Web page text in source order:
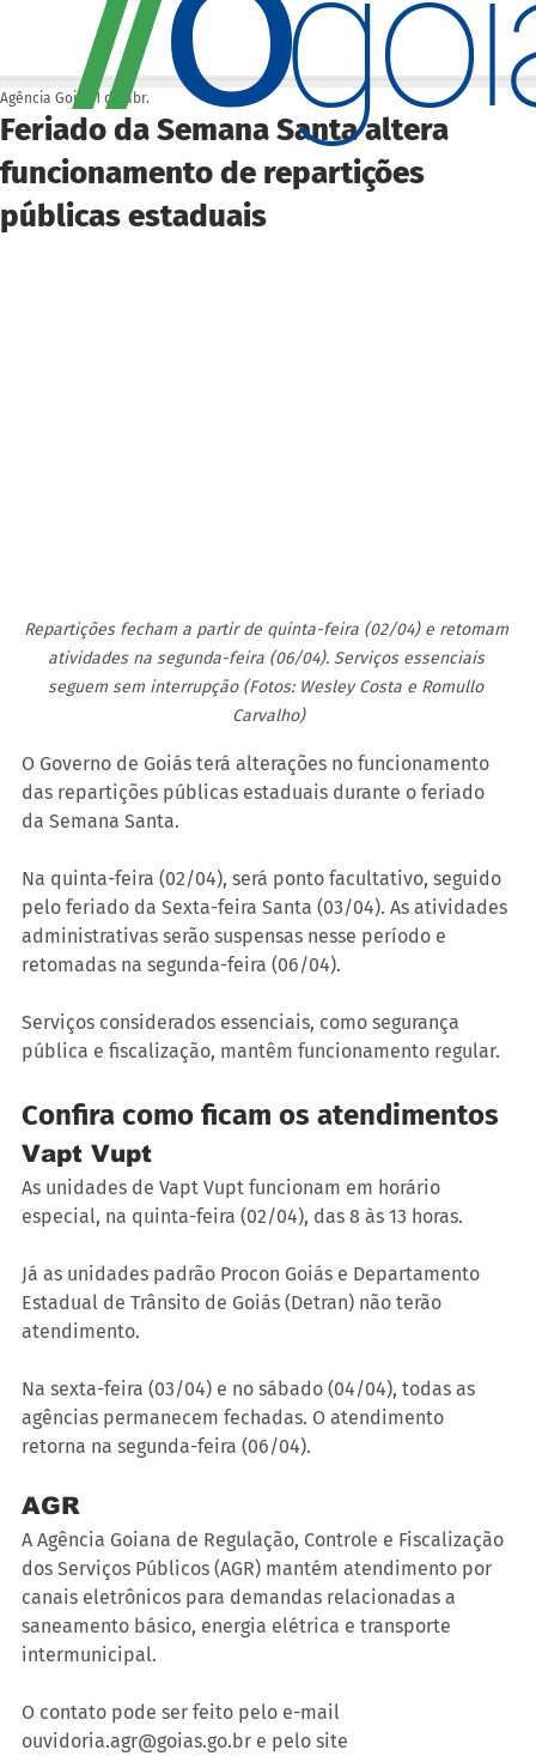
Feriado da Semana Santa altera
funcionamento de repartições
públicas estaduais
Agência Goiás 1 de abr.
Repartições fecham a partir de quinta-feira (02/04) e retomam
atividades na segunda-feira (06/04). Serviços essenciais
seguem sem interrupção (Fotos: Wesley Costa e Romullo
Carvalho)
O Governo de Goiás terá alterações no funcionamento
das repartições públicas estaduais durante o feriado
da Semana Santa.
Na quinta-feira (02/04), será ponto facultativo, seguido
pelo feriado da Sexta-feira Santa (03/04). As atividades
administrativas serão suspensas nesse período e
retomadas na segunda-feira (06/04).
Serviços considerados essenciais, como segurança
pública e fiscalização, mantêm funcionamento regular.
Confira como ficam os atendimentos
Vapt Vupt
As unidades de Vapt Vupt funcionam em horário
especial, na quinta-feira (02/04), das 8 às 13 horas.
Já as unidades padrão Procon Goiás e Departamento
Estadual de Trânsito de Goiás (Detran) não terão
atendimento.
Na sexta-feira (03/04) e no sábado (04/04), todas as
agências permanecem fechadas. O atendimento
retorna na segunda-feira (06/04).
AGR
A Agência Goiana de Regulação, Controle e Fiscalização
dos Serviços Públicos (AGR) mantém atendimento por
canais eletrônicos para demandas relacionadas a
saneamento básico, energia elétrica e transporte
intermunicipal.
O contato pode ser feito pelo e-mail
ouvidoria.agr@goias.go.br e pelo site